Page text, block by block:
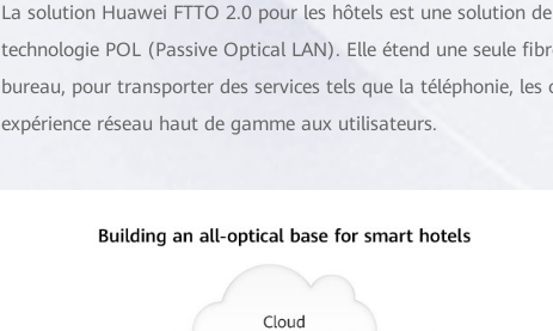
La solution Huawei FTTO 2.0 pour les hôtels est une solution
technologie POL (Passive Optical LAN). Elle étend une seule
bureau, pour transporter des services tels que la téléphonie,
expérience réseau haut de gamme aux utilisateurs.